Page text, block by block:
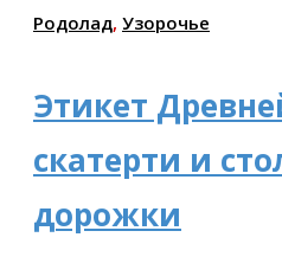
Родолад, Узорочье
Этикет
скатерти и
дорожки